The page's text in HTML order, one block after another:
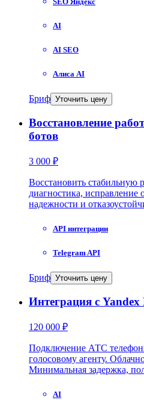
AI
AI SEO
Алиса AI
Бриф Уточнить цену
Восстановление
ботов
3 000 ₽
Восстановить стабильную
диагностика,
надежности и
API интеграции
Telegram API
Бриф Уточнить цену
Интеграция с
120 000 ₽
Подключение АТС
голосовому агенту.
Минимальная задержка,
AI